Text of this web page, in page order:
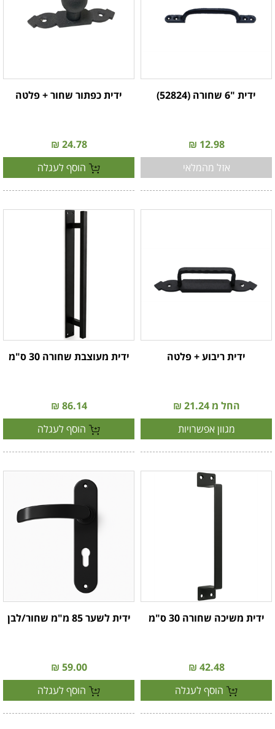
ידית "6 שחורה (52824)
12.98 ₪
אזל מהמלאי
ידית כפתור שחור + פלטה
24.78 ₪
הוסף לעגלה
ידית ריבוע + פלטה
החל מ 21.24 ₪
מגוון אפשרויות
ידית מעוצבת שחורה 30 ס"מ
86.14 ₪
הוסף לעגלה
ידית משיכה שחורה 30 ס"מ
42.48 ₪
הוסף לעגלה
ידית לשער 85 מ"מ שחור/לבן
59.00 ₪
הוסף לעגלה